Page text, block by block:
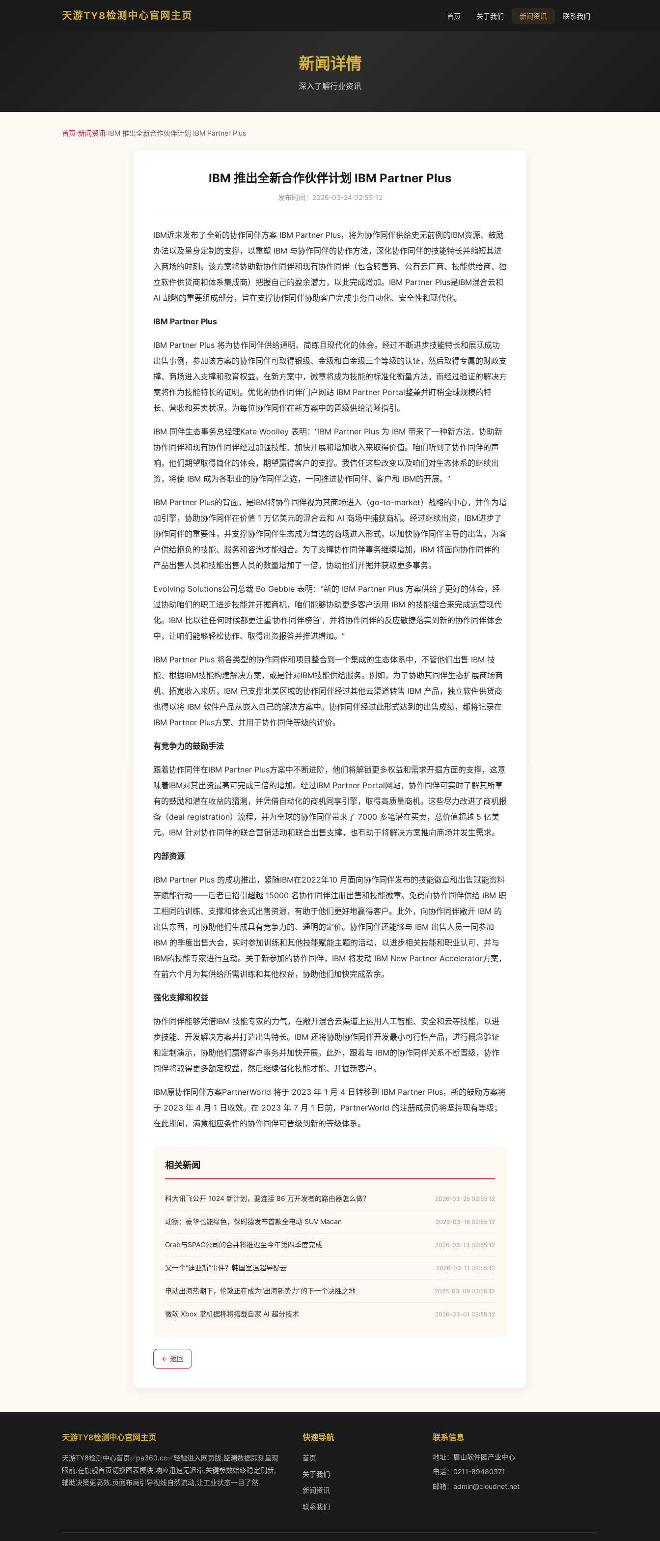
天游TY8检测中心官网主页 首页 关于我们 新闻资讯 联系我们
新闻详情
深入了解行业资讯
首页›新闻资讯›IBM 推出全新合作伙伴计划 IBM Partner Plus
IBM 推出全新合作伙伴计划 IBM Partner Plus
发布时间：2026-03-24 02:55:12
IBM近来发布了全新的协作同伴方案 IBM Partner Plus，将为协作同伴供给史无前例的IBM资源、鼓励
办法以及量身定制的支撑，以重塑 IBM 与协作同伴的协作方法，深化协作同伴的技能特长并缩短其进
入商场的时刻。该方案将协助新协作同伴和现有协作同伴（包含转售商、公有云厂商、技能供给商、独
立软件供货商和体系集成商）把握自己的盈余潜力，以此完成增加。IBM Partner Plus是IBM混合云和
AI 战略的重要组成部分，旨在支撑协作同伴协助客户完成事务自动化、安全性和现代化。
IBM Partner Plus
IBM Partner Plus 将为协作同伴供给通明、简练且现代化的体会。经过不断进步技能特长和展现成功
出售事例，参加该方案的协作同伴可取得银级、金级和白金级三个等级的认证，然后取得专属的财政支
撑、商场进入支撑和教育权益。在新方案中，徽章将成为技能的标准化衡量方法，而经过验证的解决方
案将作为技能特长的证明。优化的协作同伴门户网站 IBM Partner Portal整兼并盯梢全球规模的特
长、营收和买卖状况，为每位协作同伴在新方案中的晋级供给清晰指引。
IBM 同伴生态事务总经理Kate Woolley 表明：“IBM Partner Plus 为 IBM 带来了一种新方法，协助新
协作同伴和现有协作同伴经过加强技能、加快开展和增加收入来取得价值。咱们听到了协作同伴的声
响，他们期望取得简化的体会，期望赢得客户的支撑。我信任这些改变以及咱们对生态体系的继续出
资，将使 IBM 成为各职业的协作同伴之选，一同推进协作同伴、客户和 IBM的开展。”
IBM Partner Plus的背面，是IBM将协作同伴视为其商场进入（go-to-market）战略的中心，并作为增
加引擎，协助协作同伴在价值 1 万亿美元的混合云和 AI 商场中捕获商机。经过继续出资，IBM进步了
协作同伴的重要性，并支撑协作同伴生态成为首选的商场进入形式，以加快协作同伴主导的出售，为客
户供给抱负的技能、服务和咨询才能组合。为了支撑协作同伴事务继续增加，IBM 将面向协作同伴的
产品出售人员和技能出售人员的数量增加了一倍，协助他们开掘并获取更多事务。
Evolving Solutions公司总裁 Bo Gebbie 表明：“新的 IBM Partner Plus 方案供给了更好的体会，经
过协助咱们的职工进步技能并开掘商机，咱们能够协助更多客户运用 IBM 的技能组合来完成运营现代
化。IBM 比以往任何时候都更注重‘协作同伴榜首’，并将协作同伴的反应敏捷落实到新的协作同伴体会
中，让咱们能够轻松协作、取得出资报答并推进增加。”
IBM Partner Plus 将各类型的协作同伴和项目整合到一个集成的生态体系中，不管他们出售 IBM 技
能、根据IBM技能构建解决方案，或是针对IBM技能供给服务。例如，为了协助其同伴生态扩展商场商
机、拓宽收入来历，IBM 已支撑北美区域的协作同伴经过其他云渠道转售 IBM 产品，独立软件供货商
也得以将 IBM 软件产品从嵌入自己的解决方案中。协作同伴经过此形式达到的出售成绩，都将记录在
IBM Partner Plus方案、并用于协作同伴等级的评价。
有竞争力的鼓励手法
跟着协作同伴在IBM Partner Plus方案中不断进阶，他们将解锁更多权益和需求开掘方面的支撑，这意
味着IBM对其出资最高可完成三倍的增加。经过IBM Partner Portal网站，协作同伴可实时了解其所享
有的鼓励和潜在收益的猜测，并凭借自动化的商机同享引擎，取得高质量商机。这些尽力改进了商机报
备（deal registration）流程，并为全球的协作同伴带来了 7000 多笔潜在买卖，总价值超越 5 亿美
元。IBM 针对协作同伴的联合营销活动和联合出售支撑，也有助于将解决方案推向商场并发生需求。
内部资源
IBM Partner Plus 的成功推出，紧随IBM在2022年10 月面向协作同伴发布的技能徽章和出售赋能资料
等赋能行动——后者已招引超越 15000 名协作同伴注册出售和技能徽章。免费向协作同伴供给 IBM 职
工相同的训练、支撑和体会式出售资源，有助于他们更好地赢得客户。此外，向协作同伴敞开 IBM 的
出售东西，可协助他们生成具有竞争力的、通明的定价。协作同伴还能够与 IBM 出售人员一同参加
IBM 的季度出售大会，实时参加训练和其他技能赋能主题的活动，以进步相关技能和职业认可，并与
IBM的技能专家进行互动。关于新参加的协作同伴，IBM 将发动 IBM New Partner Accelerator方案，
在前六个月为其供给所需训练和其他权益，协助他们加快完成盈余。
强化支撑和权益
协作同伴能够凭借IBM 技能专家的力气，在敞开混合云渠道上运用人工智能、安全和云等技能，以进
步技能、开发解决方案并打造出售特长。IBM 还将协助协作同伴开发最小可行性产品，进行概念验证
和定制演示，协助他们赢得客户事务并加快开展。此外，跟着与 IBM的协作同伴关系不断晋级，协作
同伴将取得更多额定权益，然后继续强化技能才能、开掘新客户。
IBM原协作同伴方案PartnerWorld 将于 2023 年 1 月 4 日转移到 IBM Partner Plus，新的鼓励方案将
于 2023 年 4 月 1 日收效。在 2023 年 7 月 1 日前，PartnerWorld 的注册成员仍将坚持现有等级；
在此期间，满意相应条件的协作同伴可晋级到新的等级体系。
相关新闻
科大讯飞公开 1024 新计划，要连接 86 万开发者的路由器怎么做？ 2026-03-25 02:55:12
动察：豪华也能绿色，保时捷发布首款全电动 SUV Macan 2026-03-16 02:55:12
Grab与SPAC公司的合并将推迟至今年第四季度完成 2026-03-13 02:55:12
又一个“迪亚斯”事件？韩国室温超导疑云 2026-03-11 02:55:12
电动出海热潮下，伦敦正在成为“出海新势力”的下一个决胜之地 2026-03-09 02:55:12
微软 Xbox 掌机据称将搭载自家 AI 超分技术 2026-03-01 02:55:12
← 返回
天游TY8检测中心官网主页
天游TY8检测中心首页✅pa360.cc✅轻触进入网页版,监测数据即刻呈现
眼前.在旗舰首页切换图表模块,响应迅速无迟滞.关键参数始终稳定刷新,
辅助决策更高效.页面布局引导视线自然流动,让工业状态一目了然.
快速导航
首页
关于我们
新闻资讯
联系我们
联系信息
地址：眉山软件园产业中心
电话：0211-89480371
邮箱：admin@cloudnet.net